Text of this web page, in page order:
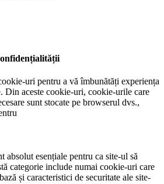
uri pentru a vă îmbunătăți experiența
Din aceste cookie-uri, cookie-urile care
sunt stocate pe browserul dvs.,
absolut esențiale pentru ca site-ul să
categorie include numai cookie-uri care
și caracteristici de securitate ale site-